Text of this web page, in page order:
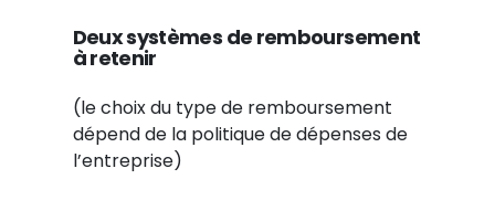
Deux systèmes de remboursement
à retenir
(le choix du type de remboursement
dépend de la politique de dépenses de
l’entreprise)